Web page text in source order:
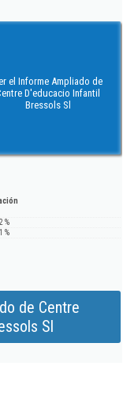
el Informe Ampliado de
D'educacio Infantil
Bressols Sl
%
%
de Centre
Sl